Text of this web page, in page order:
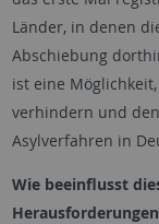
Länder, in denen
Abschiebung
ist eine
verhindern und
Asylverfahren in
Wie beeinflusst